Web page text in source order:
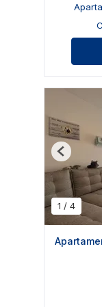
1 / 4
Previous